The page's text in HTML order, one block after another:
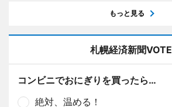
もっと見る
札幌経済新聞VOTE
コンビニでおにぎりを買ったら…
絶対、温める！